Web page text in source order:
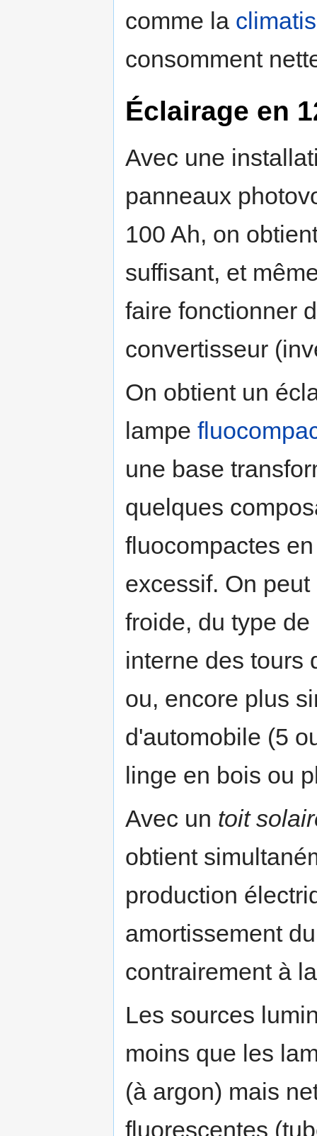
comme la
consomment
Éclairage en
Avec une
panneaux
100 Ah, on
suffisant, et
faire fonctionner
convertisseur
On obtient un
lampe
une base
quelques
fluocompactes
excessif. On
froide, du type
interne des tours
ou, encore plus
d'automobile (5
linge en bois ou
Avec un toit
obtient
production
amortissement
contrairement à
Les sources
moins que les
(à argon) mais
fluorescentes